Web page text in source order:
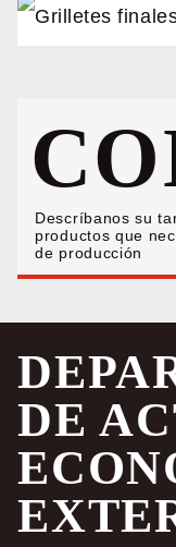
Grilletes
Descríbanos su
productos que
de producción
DE